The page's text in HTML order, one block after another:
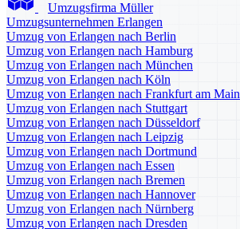
Umzugsfirma Müller
Umzugsunternehmen Erlangen
Umzug von Erlangen nach Berlin
Umzug von Erlangen nach Hamburg
Umzug von Erlangen nach München
Umzug von Erlangen nach Köln
Umzug von Erlangen nach Frankfurt am Main
Umzug von Erlangen nach Stuttgart
Umzug von Erlangen nach Düsseldorf
Umzug von Erlangen nach Leipzig
Umzug von Erlangen nach Dortmund
Umzug von Erlangen nach Essen
Umzug von Erlangen nach Bremen
Umzug von Erlangen nach Hannover
Umzug von Erlangen nach Nürnberg
Umzug von Erlangen nach Dresden